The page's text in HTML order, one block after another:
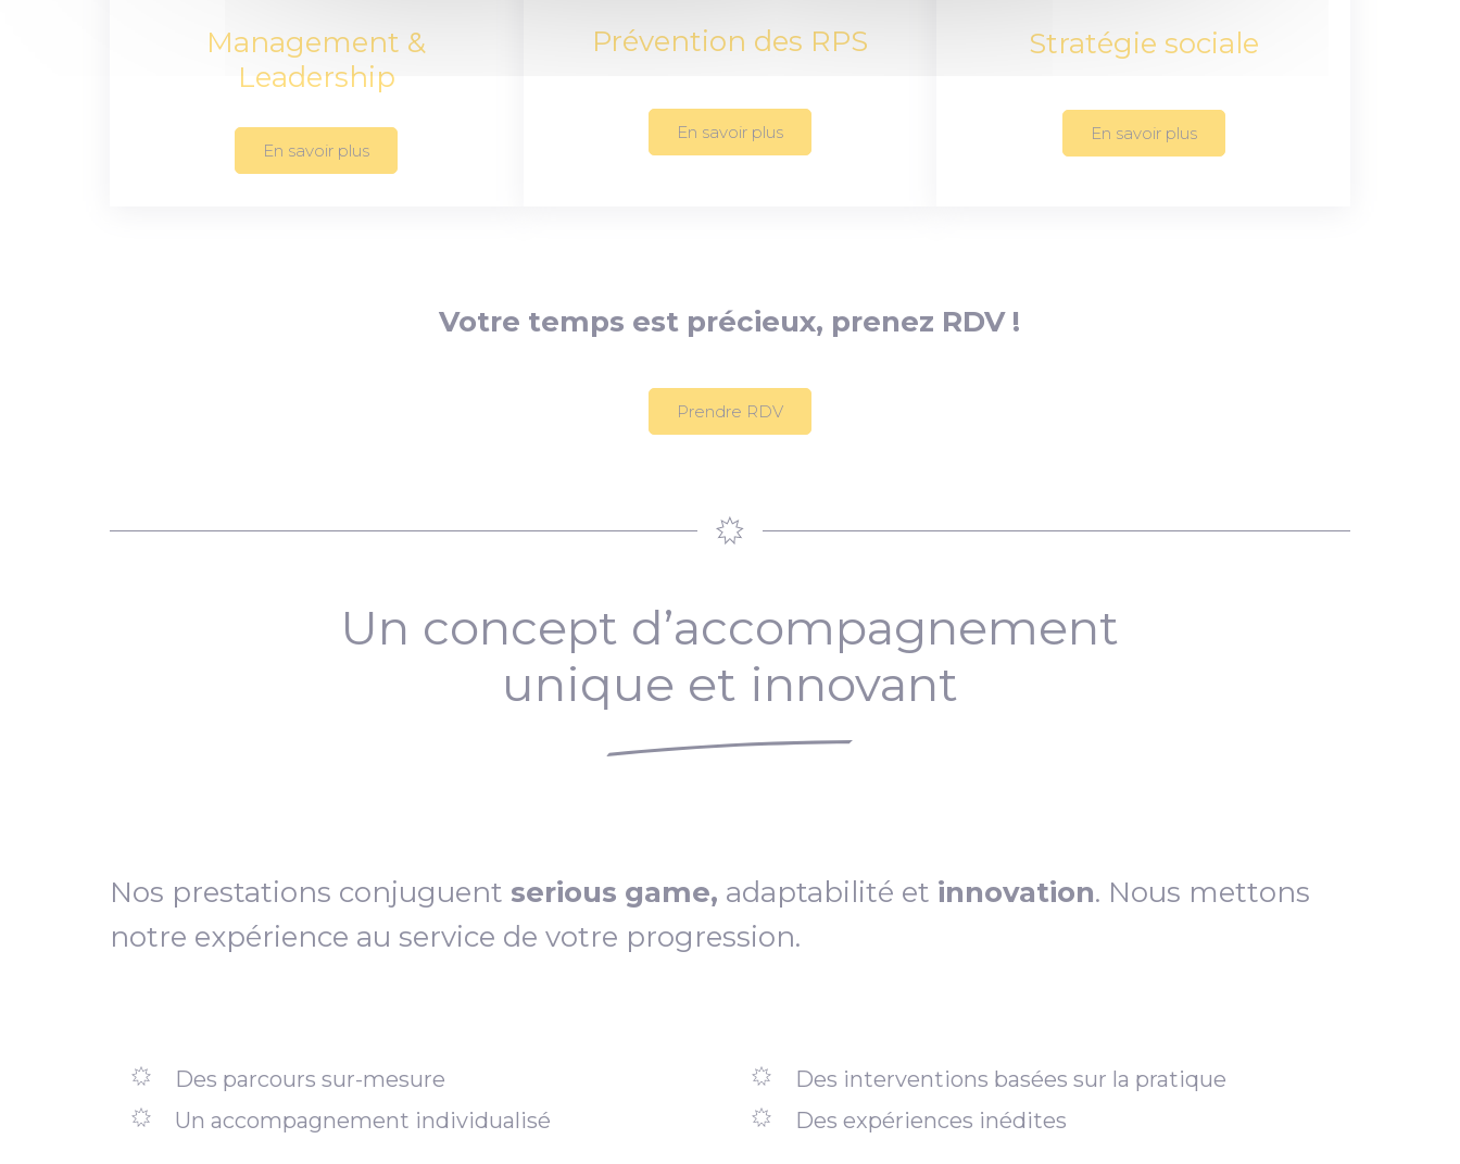
Management &
Leadership
En savoir plus
Prévention des RPS
En savoir plus
Stratégie sociale
En savoir plus
Votre temps est précieux, prenez RDV !
Prendre RDV
Un concept d’accompagnement
unique et innovant
Nos prestations conjuguent serious game, adaptabilité et innovation. Nous mettons
notre expérience au service de votre progression.
Des parcours sur-mesure
Un accompagnement individualisé
Des interventions basées sur la pratique
Des expériences inédites